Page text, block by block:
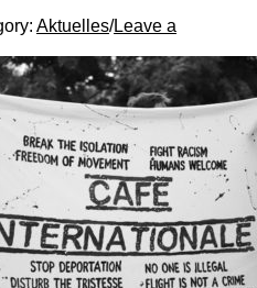
Aktuelles/Leave a